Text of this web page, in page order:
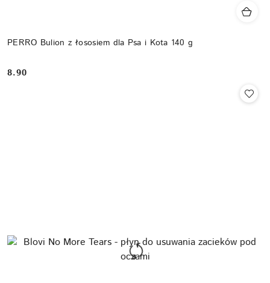
PERRO Bulion z łososiem dla Psa i Kota 140 g
Cena:
8.90